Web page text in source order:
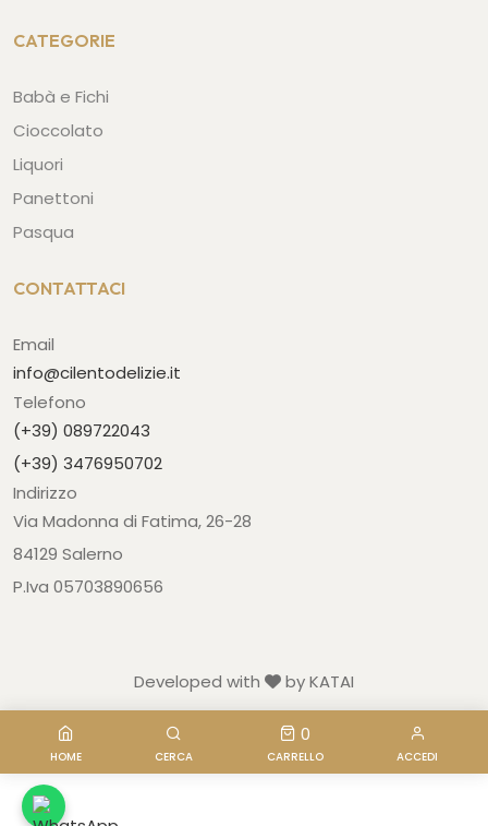
CATEGORIE
Babà e Fichi
Cioccolato
Liquori
Panettoni
Pasqua
CONTATTACI
Email
info@cilentodelizie.it
Telefono
(+39) 089722043
(+39) 3476950702
Indirizzo
Via Madonna di Fatima, 26-28
84129 Salerno
P.Iva 05703890656
Developed with by KATAI
HOME CERCA
0
CARRELLO ACCEDI